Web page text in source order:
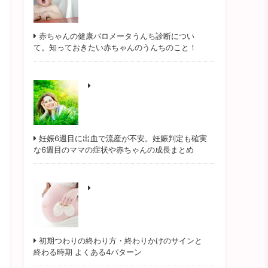
赤ちゃんの健康バロメータうんち診断につい
て。知っておきたい赤ちゃんのうんちのこと！
妊娠6週目に出血で流産が不安。妊娠判定も確実
な6週目のママの症状や赤ちゃんの成長まとめ
初期つわりの終わり方・終わりかけのサインと
終わる時期 よくある4パターン